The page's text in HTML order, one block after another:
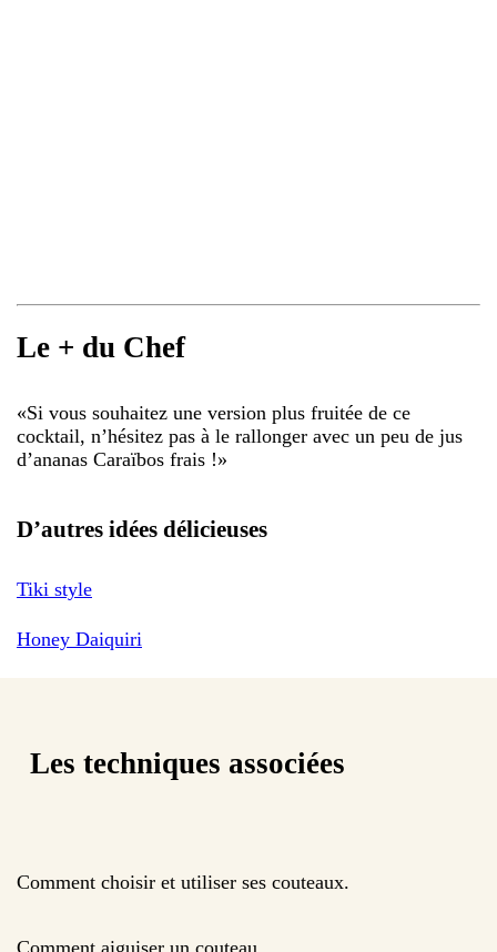
Le + du Chef
«Si vous souhaitez une version plus fruitée de ce
cocktail, n’hésitez pas à le rallonger avec un peu de jus
d’ananas Caraïbos frais !»
D’autres idées délicieuses
Tiki style
Honey Daiquiri
Les techniques associées
Comment choisir et utiliser ses couteaux.
Comment aiguiser un couteau